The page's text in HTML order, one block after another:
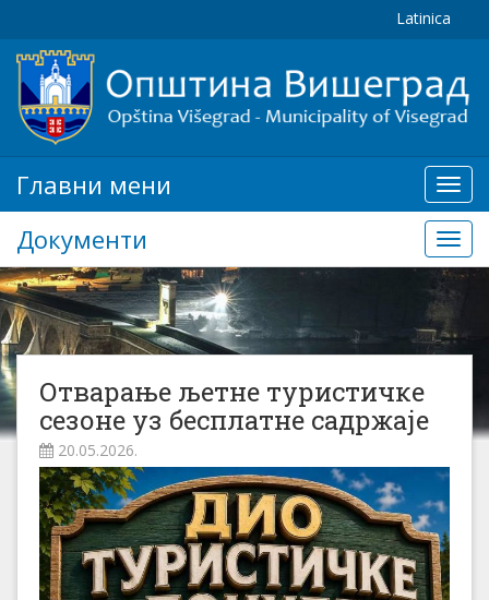
Latinica
мени
Главни мени
Документи
Отварање љетне туристичке
сезоне уз бесплатне садржаје
20.05.2026.